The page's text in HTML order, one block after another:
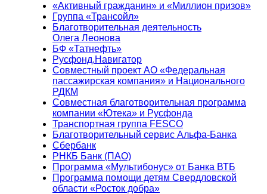
«Активный гражданин» и «Миллион призов»
Группа «Трансойл»
Благотворительная деятельность
Олега Леонова
БФ «Татнефть»
Русфонд.Навигатор
Совместный проект АО «Федеральная
пассажирская компания» и Национального
РДКМ
Совместная благотворительная программа
компании «Ютека» и Русфонда
Транспортная группа FESCO
Благотворительный сервис Альфа-Банка
Сбербанк
РНКБ Банк (ПАО)
Программа «Мультибонус» от Банка ВТБ
Программа помощи детям Свердловской
области «Росток добра»